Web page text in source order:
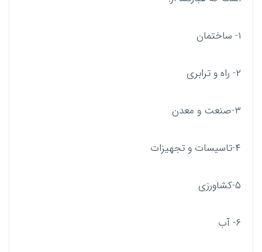
۱- ساختمان
۲- راه و ترابری
۳-صنعت و معدن
۴-تاسیسات و تجهیزات
۵-کشاورزی
۶- آب